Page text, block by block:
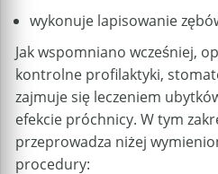
wykonuje lapisowanie
Jak wspomniano wcześniej,
kontrolne profilaktyki,
zajmuje się leczeniem
efekcie próchnicy. W tym
przeprowadza niżej
procedury: